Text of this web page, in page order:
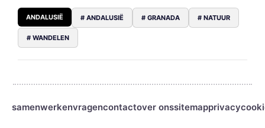
ANDALUSIË # ANDALUSIË # GRANADA # NATUUR
# WANDELEN
samenwerkenvragencontactover onssitemapprivacy